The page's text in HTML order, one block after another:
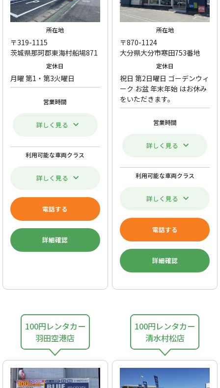
所在地
〒319-1115
茨城県那珂郡東海村船場871
定休日
月曜 第1・第3火曜日
営業時間
詳しく見る
利用可能な車両クラス
詳しく見る
電話する
詳細確認
所在地
〒870-1124
大分県大分市寒田753番地
定休日
祝日 第2日曜日 ゴーデンウィ
ーク お盆 年末年始 はお休み
をいただきます。
営業時間
詳しく見る
利用可能な車両クラス
詳しく見る
電話する
詳細確認
100円レンタカー
羽田空港店
100円レンタカー
清水村松店